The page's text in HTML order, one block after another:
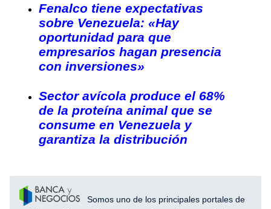
Fenalco tiene expectativas
sobre Venezuela: «Hay
oportunidad para que
empresarios hagan presencia
con inversiones»
Sector avícola produce el 68%
de la proteína animal que se
consume en Venezuela y
garantiza la distribución
Somos uno de los principales portales de